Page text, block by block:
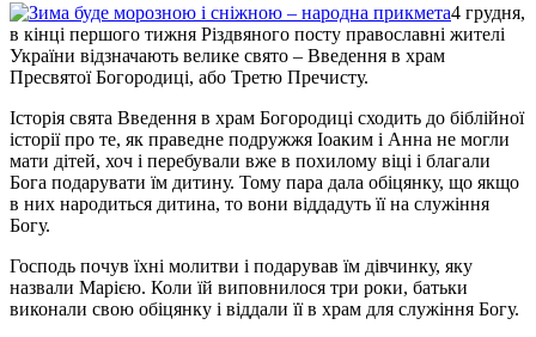
4 грудня,
в кінці першого тижня Різдвяного посту православні жителі
України відзначають велике свято – Введення в храм
Пресвятої Богородиці, або Третю Пречисту.
Історія свята Введення в храм Богородиці сходить до біблійної
історії про те, як праведне подружжя Іоаким і Анна не могли
мати дітей, хоч і перебували вже в похилому віці і благали
Бога подарувати їм дитину. Тому пара дала обіцянку, що якщо
в них народиться дитина, то вони віддадуть її на служіння
Богу.
Господь почув їхні молитви і подарував їм дівчинку, яку
назвали Марією. Коли їй виповнилося три роки, батьки
виконали свою обіцянку і віддали її в храм для служіння Богу.